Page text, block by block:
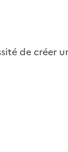
de créer